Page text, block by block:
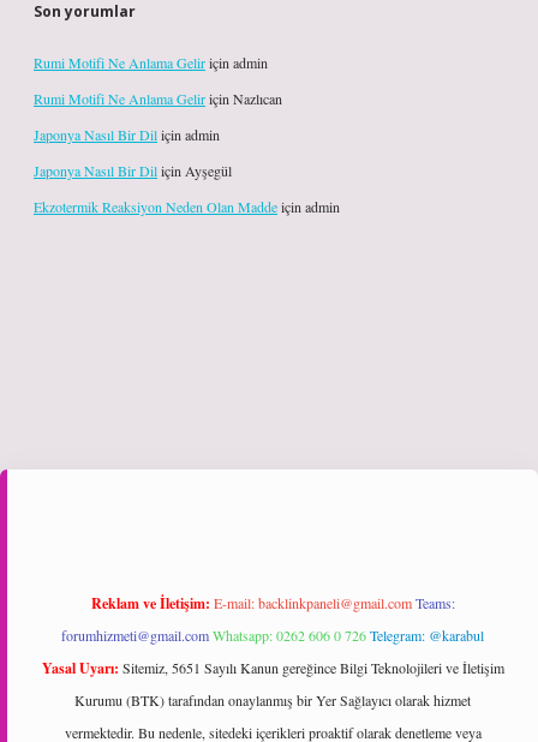
Son yorumlar
Rumi Motifi Ne Anlama Geliriçin admin
Rumi Motifi Ne Anlama Geliriçin Nazlıcan
Japonya Nasıl Bir Diliçin admin
Japonya Nasıl Bir Diliçin Ayşegül
Ekzotermik Reaksiyon Neden Olan Maddeiçin admin
Reklam ve İletişim: E-mail:backlinkpaneli@gmail.com Teams:
forumhizmeti@gmail.comWhatsapp: 0262 606 0 726Telegram: @karabul
Yasal Uyarı: Sitemiz, 5651 Sayılı Kanun gereğince Bilgi Teknolojileri ve İletişim
Kurumu (BTK) tarafından onaylanmış bir Yer Sağlayıcı olarak hizmet
vermektedir. Bu nedenle, sitedeki içerikleri proaktif olarak denetleme veya